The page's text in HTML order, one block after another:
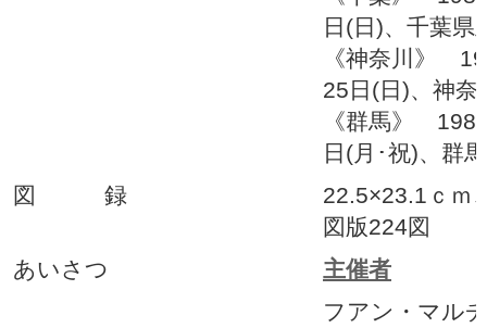
日(日)、千葉県
《神奈川》
25日(日)、神奈
《群馬》
日(月･祝)、群
図 録
22.5×23.1ｃｍ
図版224図
あいさつ
主催者
フアン・マル